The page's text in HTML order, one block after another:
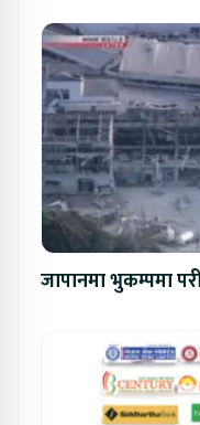
जापानमा भुकम्पमा